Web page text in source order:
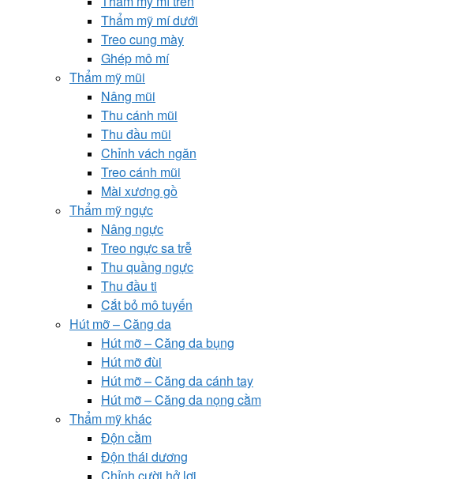
Thẩm mỹ mí dưới
Treo cung mày
Ghép mô mí
Thẩm mỹ mũi
Nâng mũi
Thu cánh mũi
Thu đầu mũi
Chỉnh vách ngăn
Treo cánh mũi
Mài xương gồ
Thẩm mỹ ngực
Nâng ngực
Treo ngực sa trễ
Thu quầng ngực
Thu đầu ti
Cắt bỏ mô tuyến
Hút mỡ – Căng da
Hút mỡ – Căng da bụng
Hút mỡ đùi
Hút mỡ – Căng da cánh tay
Hút mỡ – Căng da nọng cằm
Thẩm mỹ khác
Độn cằm
Độn thái dương
Chỉnh cười hở lợi